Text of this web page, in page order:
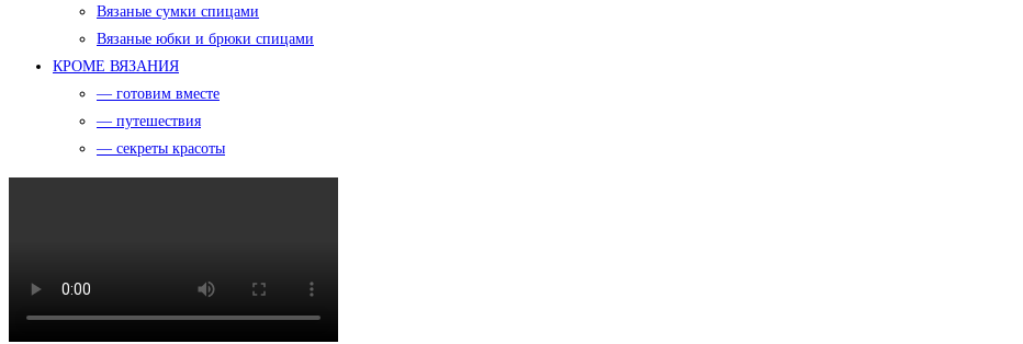
Вязаные сумки спицами
Вязаные юбки и брюки спицами
КРОМЕ ВЯЗАНИЯ
— готовим вместе
— путешествия
— секреты красоты